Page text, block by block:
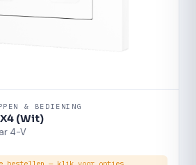
& BEDIENING
(Wit)
4-V